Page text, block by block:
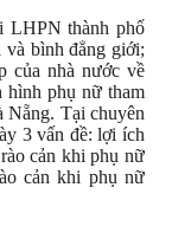
LHPN thành phố
và bình đẳng giới;
của nhà nước về
hình phụ nữ tham
Nẵng. Tại chuyên
3 vấn đề: lợi ích
cản khi phụ nữ
cản khi phụ nữ